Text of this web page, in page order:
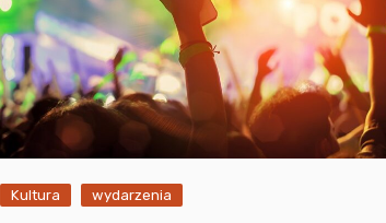
Kultura wydarzenia